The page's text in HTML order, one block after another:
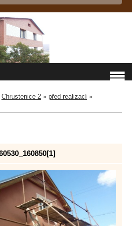
Chrustenice 2 » před realizací »